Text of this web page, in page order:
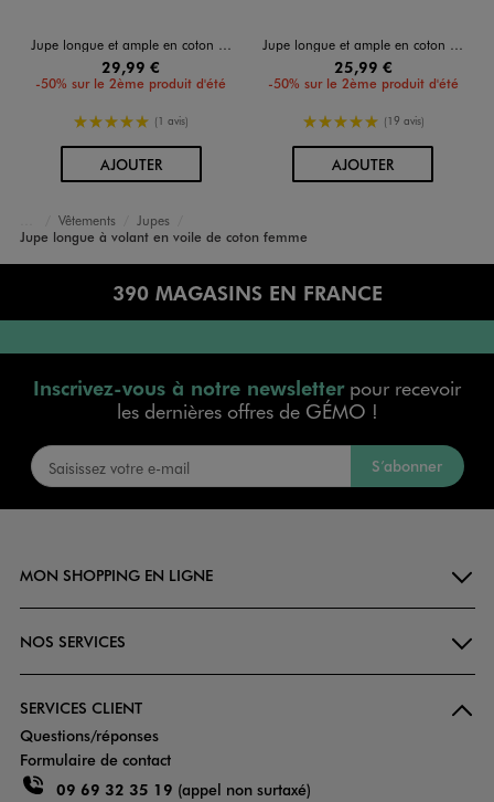
Jupe longue et ample en coton femme
29,99 €
-50% sur le 2ème produit d'été
5/5 de moyenne
(1 avis)
AJOUTERAU PANIER
Jupe longue et ample en coton rayé femme
25,99 €
-50% sur le 2ème produit d'été
5/5 de moyenne
(19 avis)
AJOUTERAU PANIER
Accueil
Femme
Vêtements
Jupes
Jupe longue à volant en voile de coton femme
390 MAGASINS EN FRANCE
Inscrivez-vous à notre newsletterpour recevoir
les dernières offres de GÉMO !
S’abonner
MON SHOPPING EN LIGNE
NOS SERVICES
SERVICES CLIENT
Questions/réponses
Formulaire de contact
09 69 32 35 19 (appel non surtaxé)